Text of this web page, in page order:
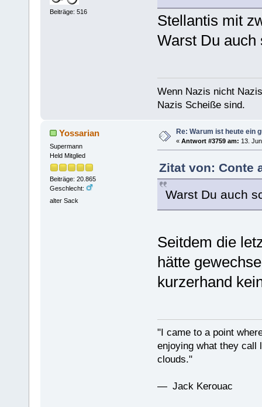
Beiträge: 516
Stellantis mit
Warst Du auch
Wenn Nazis nicht
Nazis Scheiße sind.
Yossarian
Supermann
Held Mitglied
Beiträge: 20.865
Geschlecht:
alter Sack
Re: Warum ist heute ein
« Antwort #3759 am: 13.
Zitat von: Conte
Warst Du auch
Seitdem die
hätte
kurzerhand
"I came to a point
enjoying what they call
clouds."
— Jack Kerouac